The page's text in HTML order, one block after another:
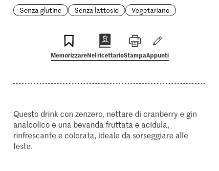
Senza glutine
Senza lattosio Vegetariano
MemorizzareNel ricettarioStampaAppunti
Questo drink con zenzero, nettare di cranberry e gin
analcolico è una bevanda fruttata e acidula,
rinfrescante e colorata, ideale da sorseggiare alle
feste.